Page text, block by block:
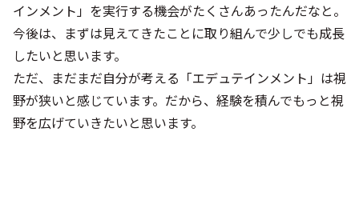
インメント」を実行する機会がたくさんあったんだなと。
今後は、まずは見えてきたことに取り組んで少しでも成長
したいと思います。
ただ、まだまだ自分が考える「エデュテインメント」は視
野が狭いと感じています。だから、経験を積んでもっと視
野を広げていきたいと思います。